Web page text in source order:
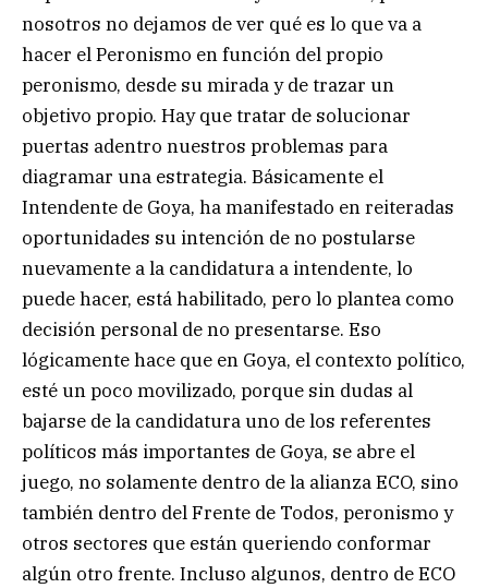
nosotros no dejamos de ver qué es lo que va a
hacer el Peronismo en función del propio
peronismo, desde su mirada y de trazar un
objetivo propio. Hay que tratar de solucionar
puertas adentro nuestros problemas para
diagramar una estrategia. Básicamente el
Intendente de Goya, ha manifestado en reiteradas
oportunidades su intención de no postularse
nuevamente a la candidatura a intendente, lo
puede hacer, está habilitado, pero lo plantea como
decisión personal de no presentarse. Eso
lógicamente hace que en Goya, el contexto político,
esté un poco movilizado, porque sin dudas al
bajarse de la candidatura uno de los referentes
políticos más importantes de Goya, se abre el
juego, no solamente dentro de la alianza ECO, sino
también dentro del Frente de Todos, peronismo y
otros sectores que están queriendo conformar
algún otro frente. Incluso algunos, dentro de ECO